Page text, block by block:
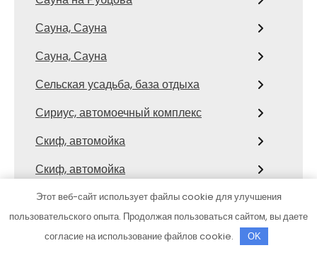
Сауна, Сауна
Сауна, Сауна
Сельская усадьба, база отдыха
Сириус, автомоечный комплекс
Скиф, автомойка
Скиф, автомойка
Славянский двор, гостиничный
комплекс
Стандарт ГБО
Этот веб-сайт использует файлы cookie для улучшения
пользовательского опыта. Продолжая пользоваться сайтом, вы даете
согласие на использование файлов cookie.
OK